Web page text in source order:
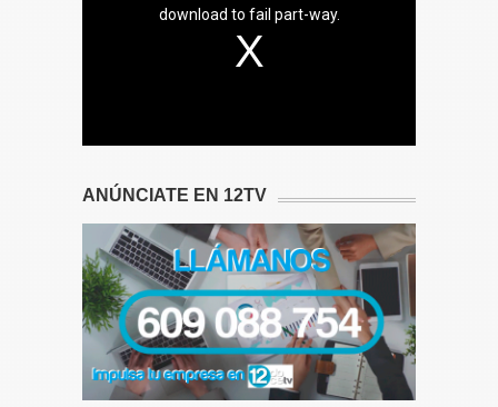
download to fail part-way.
ANÚNCIATE EN 12TV